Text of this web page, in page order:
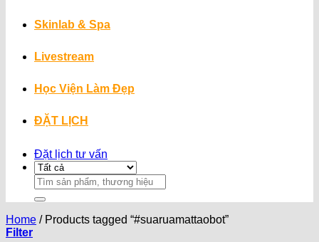
Skinlab & Spa
Livestream
Học Viện Làm Đẹp
ĐẶT LỊCH
Đặt lịch tư vấn
Search
for:
Home /Products tagged “#suaruamattaobot”
Filter